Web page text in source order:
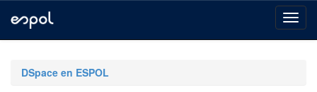
navigationDSpace en ESPOL